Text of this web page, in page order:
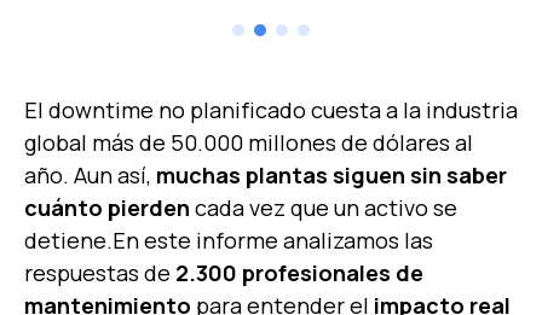
El downtime no planificado cuesta a la industria
global más de 50.000 millones de dólares al
año. Aun así, muchas plantas siguen sin saber
cuánto pierden cada vez que un activo se
detiene.En este informe analizamos las
respuestas de 2.300 profesionales de
mantenimiento para entender el impacto real